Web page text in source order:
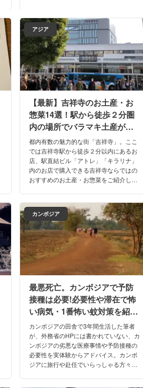
す！どうぞ最後までお楽しみ下さい。
アジア
【最新】吉祥寺のお土産・お
惣菜14選！駅から徒歩２分圏
内の場所でバラマキ土産が全
て揃う！
都内有数の魅力的な街「吉祥寺」。ここ
では吉祥寺駅から徒歩２分以内にあるお
店、駅直結ビル「アトレ」「キラリナ」
内のお店で購入できる吉祥寺ならではの
おすすめのお土産・お惣菜をご紹介しま
カンボジア
最悪死亡。カンボジアで予防
接種は必要!必要性や滞在で怖
い病気・1番怖い蚊対策を紹
介！
カンボジアの田舎で3年間生活した筆者
が、外務省のHPには書かれていない、カ
ンボジアの劣悪な医療事情や予防接種の
必要性を実体験からアドバイス。カンボ
ジアに旅行や赴任でいらっしゃる方々